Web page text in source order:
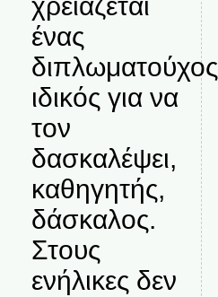
ένας
διπλωματούχος
ιδικός για να
τον
δασκαλέψει,
καθηγητής,
δάσκαλος.
Στους
ενήλικες δεν